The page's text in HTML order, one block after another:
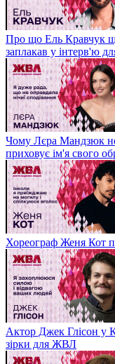
Про що Ель Кравчук
заплакав у інтерв'ю
Чому Лєра Мандзюк не
приховує ім'я свого
Хореограф Женя Кот
Актор Джек Глісон у
зірки для ЖВЛ